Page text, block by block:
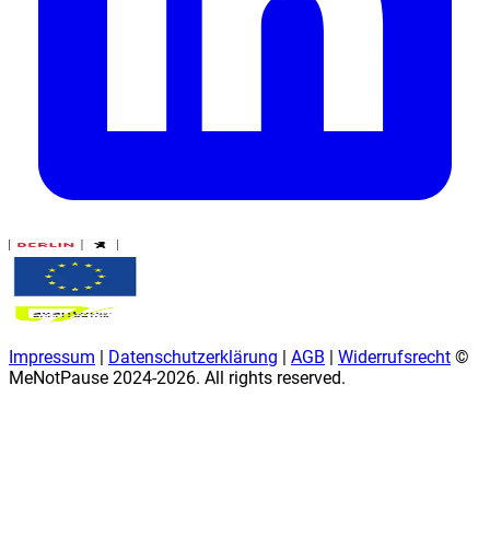
Impressum | Datenschutzerklärung | AGB | Widerrufsrecht ©
MeNotPause 2024-2026. All rights reserved.